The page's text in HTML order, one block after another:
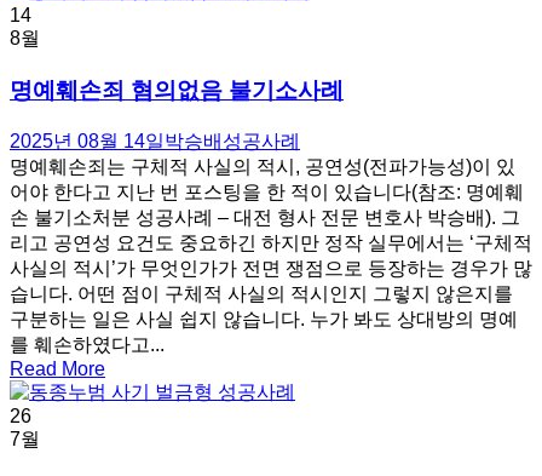
14
8월
명예훼손죄 혐의없음 불기소사례
2025년 08월 14일박승배 성공사례
명예훼손죄는 구체적 사실의 적시, 공연성(전파가능성)이 있
어야 한다고 지난 번 포스팅을 한 적이 있습니다(참조: 명예훼
손 불기소처분 성공사례 – 대전 형사 전문 변호사 박승배). 그
리고 공연성 요건도 중요하긴 하지만 정작 실무에서는 ‘구체적
사실의 적시’가 무엇인가가 전면 쟁점으로 등장하는 경우가 많
습니다. 어떤 점이 구체적 사실의 적시인지 그렇지 않은지를
구분하는 일은 사실 쉽지 않습니다. 누가 봐도 상대방의 명예
를 훼손하였다고...
Read More
26
7월